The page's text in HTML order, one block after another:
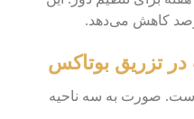
در تزریق بوتاکس
است. صورت به سه ناحیه